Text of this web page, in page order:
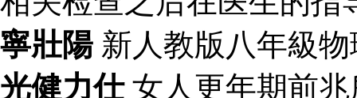
寧壯陽 新人教版八年級
光健力仕女人更年期前兆